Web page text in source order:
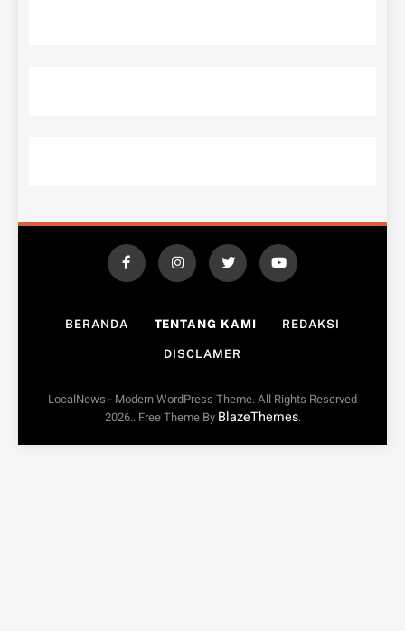
BERANDA TENTANG KAMI REDAKSI
DISCLAMER
LocalNews - Modern WordPress Theme. All Rights Reserved
2026.. Free Theme By BlazeThemes.